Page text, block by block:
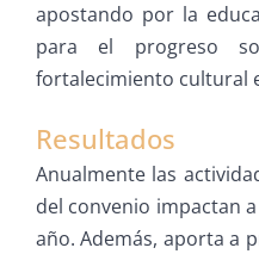
apostando por la
para el progreso
fortalecimiento cultural
Resultados
Anualmente las
del convenio impactan
año. Además, aporta a